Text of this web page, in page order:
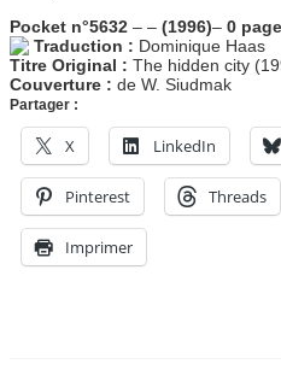
Pocket n°5632 – – (1996)– 0
Traduction : Dominique Haas
Titre Original : The hidden city
Couverture : de W. Siudmak
Partager :
X LinkedIn
Pinterest Threads
Imprimer